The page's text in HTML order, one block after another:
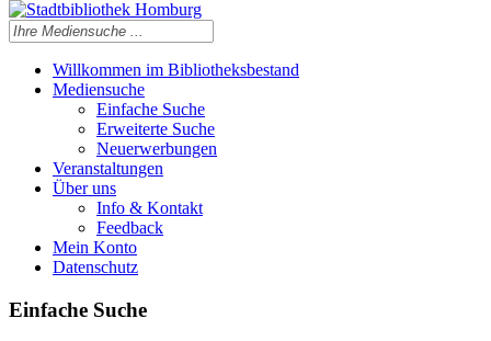
Willkommen im Bibliotheksbestand
Mediensuche
Einfache Suche
Erweiterte Suche
Neuerwerbungen
Veranstaltungen
Über uns
Info & Kontakt
Feedback
Mein Konto
Datenschutz
Einfache Suche